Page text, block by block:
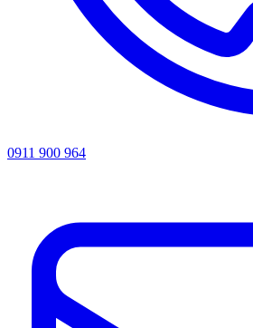
0911 900 964